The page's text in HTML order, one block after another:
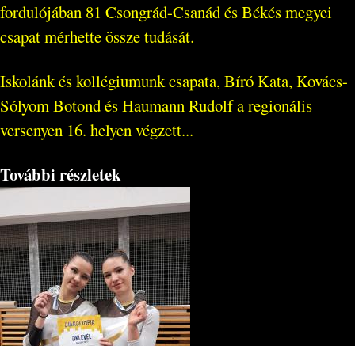
fordulójában 81 Csongrád-Csanád és Békés megyei
csapat mérhette össze tudását.
Iskolánk és kollégiumunk csapata, Bíró Kata, Kovács-
Sólyom Botond és Haumann Rudolf a regionális
versenyen 16. helyen végzett...
További részletek